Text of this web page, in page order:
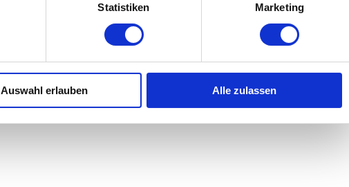
Statistiken Marketing
Auswahl erlauben Alle zulassen